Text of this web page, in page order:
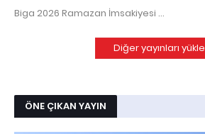
Biga 2026 Ramazan İmsakiyesi …
Diğer yayınları yükle
ÖNE ÇIKAN YAYIN